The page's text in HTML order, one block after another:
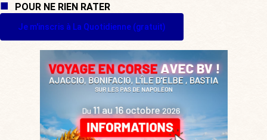
POUR NE RIEN RATER
Je m'inscris à La Quotidienne (gratuit)